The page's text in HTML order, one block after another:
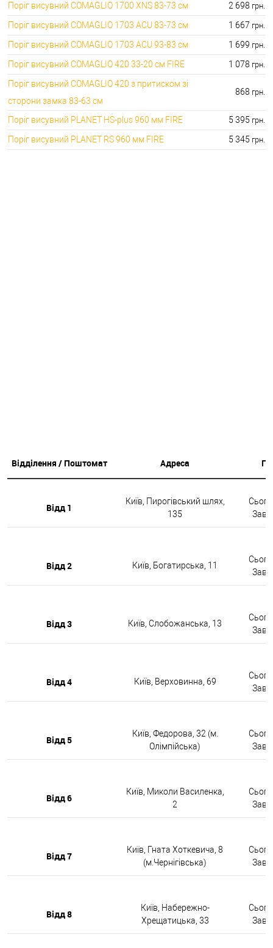
Поріг висувний COMAGLIO 1700 XNS 83-73 см 2 698 грн.
Поріг висувний COMAGLIO 1703 ACU 83-73 см 1 667 грн.
Поріг висувний COMAGLIO 1703 ACU 93-83 см 1 699 грн.
Поріг висувний COMAGLIO 420 33-20 см FIRE 1 078 грн.
Поріг висувний COMAGLIO 420 з притиском зі
сторони замка 83-63 см
868 грн.
Поріг висувний PLANET HS-plus 960 мм FIRE 5 395 грн.
Поріг висувний PLANET RS 960 мм FIRE 5 345 грн.
Відділення / Поштомат Адреса
Відд 1
Київ, Пирогівський шлях,
135
Відд 2 Київ, Богатирська, 11
Відд 3 Київ, Слобожанська, 13
Відд 4 Київ, Верховинна, 69
Відд 5
Київ, Федорова, 32 (м.
Олімпійська)
Відд 6
Київ, Миколи Василенка,
2
Відд 7
Київ, Гната Хоткевича, 8
(м.Чернігівська)
Відд 8
Київ, Набережно-
Хрещатицька, 33